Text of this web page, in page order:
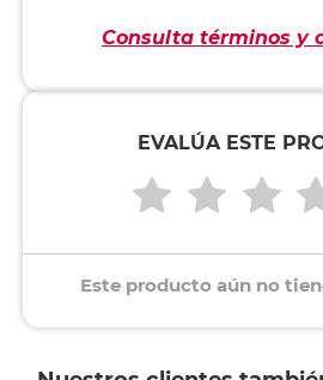
Consulta términos y
EVALÚA ESTE
Este producto aún no